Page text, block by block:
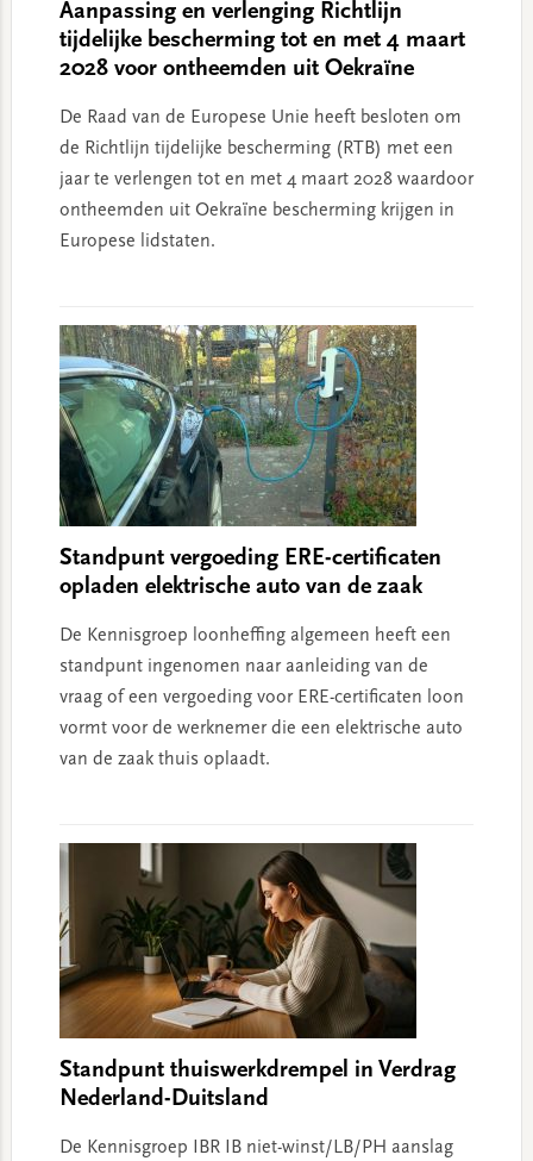
Aanpassing en verlenging Richtlijn
tijdelijke bescherming tot en met 4 maart
2028 voor ontheemden uit Oekraïne
De Raad van de Europese Unie heeft besloten om
de Richtlijn tijdelijke bescherming (RTB) met een
jaar te verlengen tot en met 4 maart 2028 waardoor
ontheemden uit Oekraïne bescherming krijgen in
Europese lidstaten.
Standpunt vergoeding ERE-certificaten
opladen elektrische auto van de zaak
De Kennisgroep loonheffing algemeen heeft een
standpunt ingenomen naar aanleiding van de
vraag of een vergoeding voor ERE-certificaten loon
vormt voor de werknemer die een elektrische auto
van de zaak thuis oplaadt.
Standpunt thuiswerkdrempel in Verdrag
Nederland-Duitsland
De Kennisgroep IBR IB niet-winst/LB/PH aanslag